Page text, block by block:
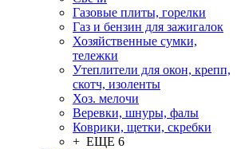
Газовые плиты, горелки
Газ и бензин для зажигалок
Хозяйственные сумки,
тележки
Утеплители для окон, крепп,
скотч, изоленты
Хоз. мелочи
Веревки, шнуры, фалы
Коврики, щетки, скребки
+ ЕЩЕ 6